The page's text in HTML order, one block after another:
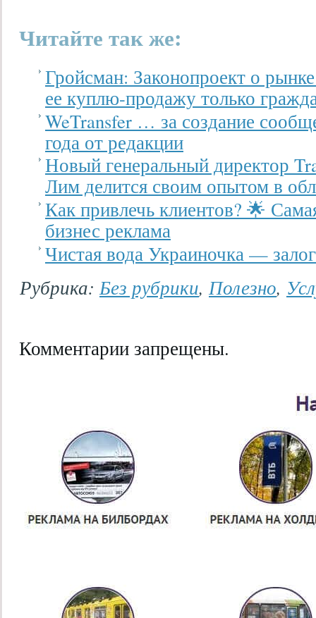
Читайте так же:
Гройсман: Законопроект о
ее куплю-продажу только
WeTransfer … за создание
года от редакции
Новый генеральный директор
Лим делится своим опытом в
Как привлечь клиентов? 🌟
бизнес реклама
Чистая вода Украиночка —
Рубрика:Без рубрики,Полезно,
Комментарии запрещены.